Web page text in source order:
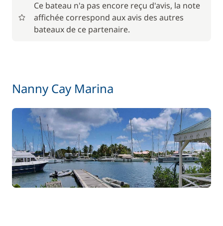
Serviettes —
Paddle
À partir de
15,00 €
/ nuit
Rachat de Franchise 85,00 €
/ nuit
Ce bateau n'a pas encore reçu d'avis, la note
affichée correspond aux avis des autres
bateaux de ce partenaire.
Nanny Cay Marina